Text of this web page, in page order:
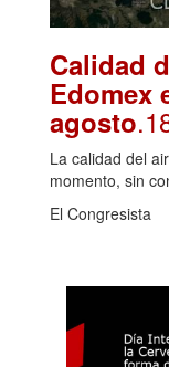
Calidad
Edomex
agosto
La calidad del
momento, sin
El Congresista